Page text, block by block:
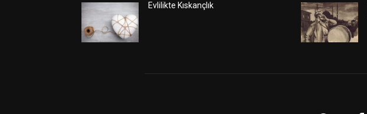
Evlilikte Kıskançlık